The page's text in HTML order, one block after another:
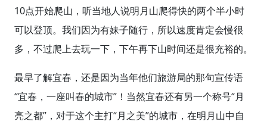
10点开始爬山，听当地人说明月山爬得快的两个半小时
可以登顶。我们因为有妹子随行，所以速度肯定会慢很
多，不过爬上去玩一下，下午再下山时间还是很充裕的。
最早了解宜春，还是因为当年他们旅游局的那句宣传语
“宜春，一座叫春的城市”！当然宜春还有另一个称号“月
亮之都”，对于这个主打“月之美”的城市，在明月山中自